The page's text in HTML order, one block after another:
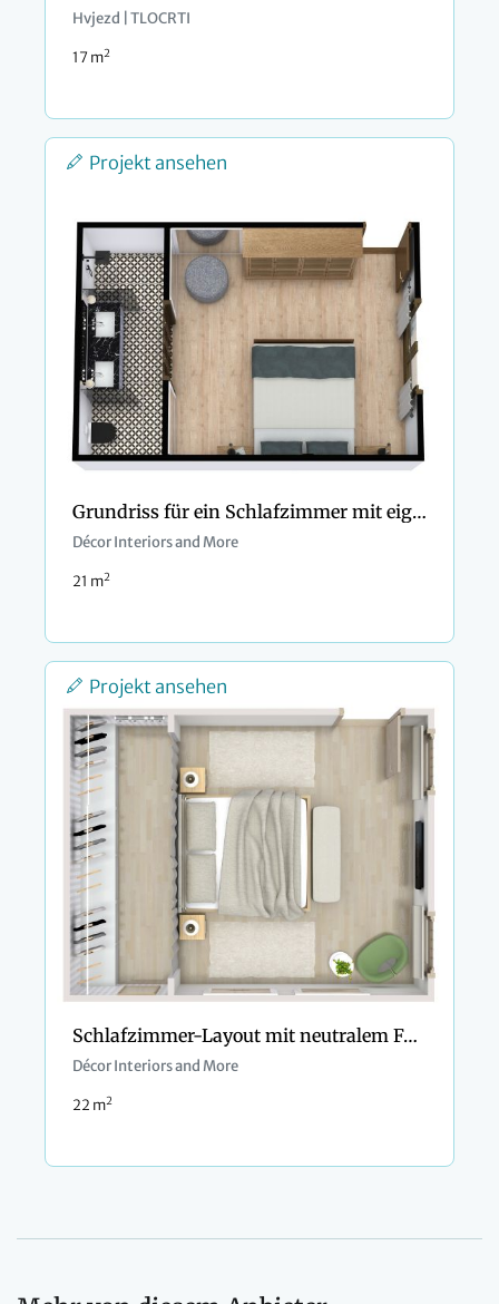
Hvjezd | TLOCRTI
17 m2
Projekt ansehen
Grundriss für ein Schlafzimmer mit eigenem Bad
Décor Interiors and More
21 m2
Projekt ansehen
Schlafzimmer-Layout mit neutralem Farbschema
Décor Interiors and More
22 m2